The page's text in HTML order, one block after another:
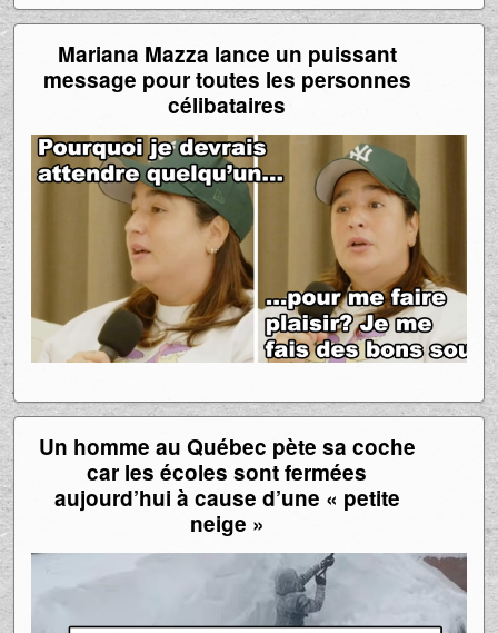
Mariana Mazza lance un puissant
message pour toutes les personnes
célibataires
Un homme au Québec pète sa coche
car les écoles sont fermées
aujourd’hui à cause d’une « petite
neige »